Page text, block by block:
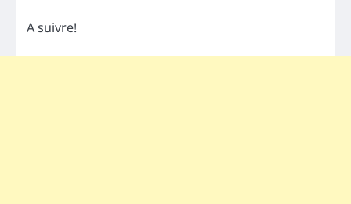
A suivre!